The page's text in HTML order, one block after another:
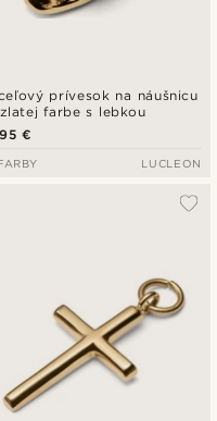
prívesok na náušnicu
farbe s lebkou
€
LUCLEON